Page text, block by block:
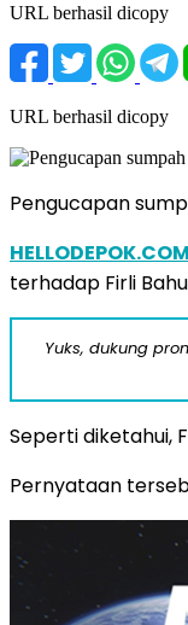
URL berhasil dicopy
URL berhasil dicopy
Pengucapan
HELLODEPOK.COM
terhadap Firli
Yuks, dukung
Seperti diketahui,
Pernyataan